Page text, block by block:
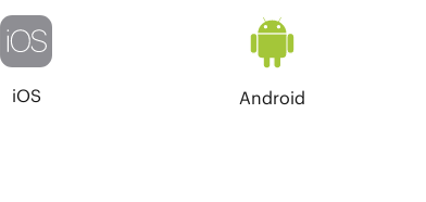
iOS Android